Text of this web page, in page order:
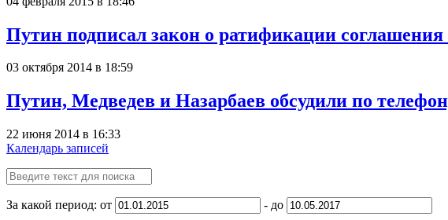
Путин подписал закон о ратификации
03 октября 2014 в 18:59
Путин, Медведев и Назарбаев обсудили по
22 июня 2014 в 16:33
Календарь записей
За какой период: от - до